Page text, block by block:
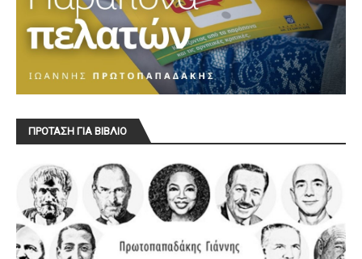
ΠΡΟΤΑΣΗ ΓΙΑ ΒΙΒΛΙΟ